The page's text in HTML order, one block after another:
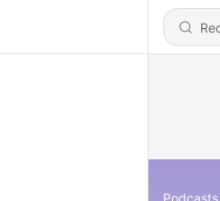
Podcasts